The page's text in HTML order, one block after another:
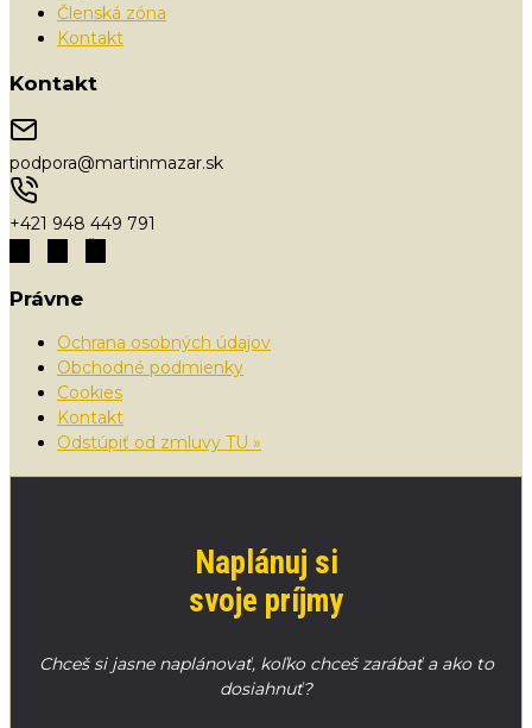
Členská zóna
Kontakt
Kontakt
podpora@martinmazar.sk
+421 948 449 791
Právne
Ochrana osobných údajov
Obchodné podmienky
Cookies
Kontakt
Odstúpiť od zmluvy TU »
Naplánuj si
svoje príjmy
Chceš si jasne naplánovať, koľko chceš zarábať a ako to
dosiahnuť?